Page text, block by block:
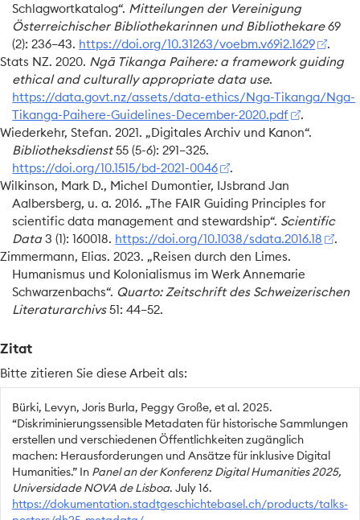
Schlagwortkatalog“. Mitteilungen der Vereinigung
Österreichischer Bibliothekarinnen und Bibliothekare69
(2): 236–43. https://doi.org/10.31263/voebm.v69i2.1629
.
Stats NZ. 2020. Ngā Tikanga Paihere: a framework guiding
ethical and culturally appropriate data use.
https://data.govt.nz/assets/data-ethics/Nga-Tikanga/Nga-
Tikanga-Paihere-Guidelines-December-2020.pdf
.
Wiederkehr, Stefan. 2021. „Digitales Archiv und Kanon“.
Bibliotheksdienst55 (5-6): 291–325.
https://doi.org/10.1515/bd-2021-0046
.
Wilkinson, Mark D., Michel Dumontier, IJsbrand Jan
Aalbersberg, u. a. 2016. „The FAIR Guiding Principles for
scientific data management and stewardship“. Scientific
Data3 (1): 160018. https://doi.org/10.1038/sdata.2016.18
.
Zimmermann, Elias. 2023. „Reisen durch den Limes.
Humanismus und Kolonialismus imWerkAnnemarie
Schwarzenbachs“. Quarto: Zeitschrift des Schweizerischen
Literaturarchivs51: 44–52.
Zitat
Bitte zitieren Sie diese Arbeit als:
Bürki, Levyn, Joris Burla, Peggy Große, et al. 2025.
“Diskriminierungssensible Metadaten für historische Sammlungen
erstellen und verschiedenen Öffentlichkeiten zugänglich
machen: Herausforderungen und Ansätze für inklusive Digital
Humanities.”In Panel an der Konferenz Digital Humanities 2025,
Universidade NOVA de Lisboa. July 16.
https://dokumentation.stadtgeschichtebasel.ch/products/talks-